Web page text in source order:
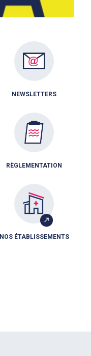
NEWSLETTERS
RÈGLEMENTATION
NOS ÉTABLISSEMENTS